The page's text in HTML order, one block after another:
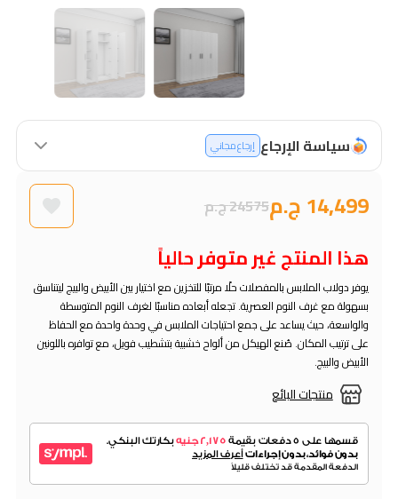
سياسة الإرجاع إرجاع مجاني
14,499 ج.م 24575 ج.م
منتجات البائع
يوفر دولاب الملابس بالمفصلات حلًا مرتبًا للتخزين مع اختيار بين الأبيض والبيج ليتناسق
بسهولة مع غرف النوم العصرية. تجعله أبعاده مناسبًا لغرف النوم المتوسطة
والواسعة، حيث يساعد على جمع احتياجات الملابس في وحدة واحدة مع الحفاظ
على ترتيب المكان. صُنع الهيكل من ألواح خشبية بتشطيب فويل، مع توافره باللونين
الأبيض والبيج.
هذا المنتج غير متوفر حالياً